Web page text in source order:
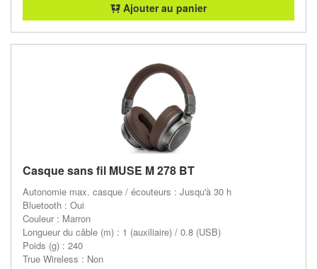
Ajouter au panier
Casque sans fil MUSE M 278 BT
Autonomie max. casque / écouteurs : Jusqu'à 30 h
Bluetooth : Oui
Couleur : Marron
Longueur du câble (m) : 1 (auxiliaire) / 0.8 (USB)
Poids (g) : 240
True Wireless : Non